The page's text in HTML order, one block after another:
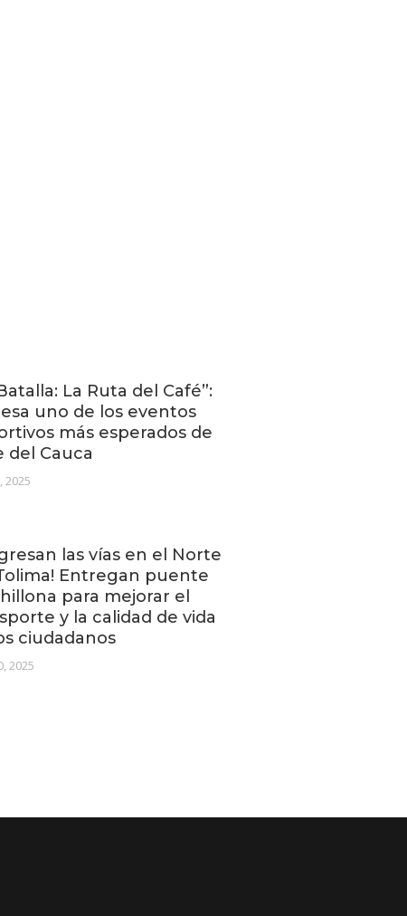
La Ruta del Café”:
uno de los eventos
más esperados de
del Cauca
2025
las vías en el Norte
Entregan puente
para mejorar el
y la calidad de vida
ciudadanos
2025